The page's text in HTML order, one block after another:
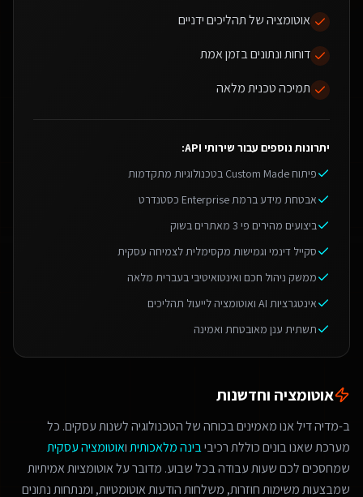
אוטומציה של תהליכים ידניים
דוחות ונתונים בזמן אמת
תמיכה טכנית מלאה
יתרונות נוספים עבור שירותי API
:
פיתוח Custom Made בטכנולוגיות מתקדמות
אבטחת מידע ברמת Enterprise כסטנדרט
ביצועים מהירים פי 3 מאתרים בשוק
סקייל דינמי וגמישות מקסימלית לצמיחה עסקית
ממשק ניהול חכם ואינטואיטיבי בעברית מלאה
אינטגרציות AI ואוטומציה לייעול תהליכים
תשתית ענן מאובטחת ואמינה
אוטומציה וחדשנות
ב-מדיה דיל אנו מאמינים בכוחה של הטכנולוגיה לשנות עסקים. כל
מערכת שאנו בונים כוללת רכיביבינה מלאכותיתואוטומציה עסקית
שמחסכים לכם שעות עבודה בכל שבוע. מדובר על אוטומציות אמיתיות
שמבצעות משימות חוזרות, משלחות הודעות אוטומטיות, ומנתחות נתונים